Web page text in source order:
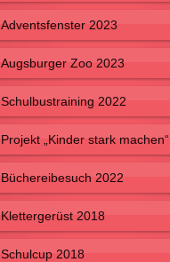
Adventsfenster 2023
Augsburger Zoo 2023
Schulbustraining 2022
Projekt „Kinder stark machen“
Büchereibesuch 2022
Klettergerüst 2018
Schulcup 2018